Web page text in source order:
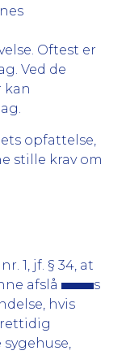
Oftest er
Ved de
kan
opfattelse,
stille krav om
1, jf. § 34, at
afslå
s
hvis